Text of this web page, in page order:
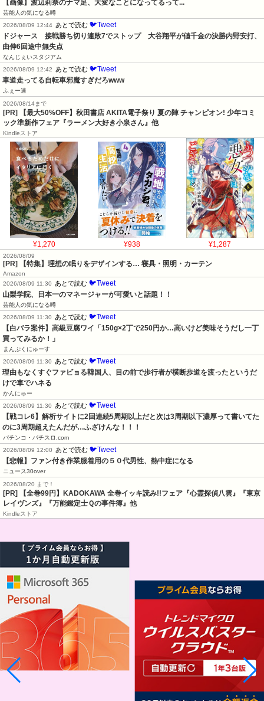
【画像】渡辺莉奈のナマ足、大変なことになってるって...
芸能人の気になる噂
2026/08/09 12:44 あとで読む 🐦Tweet
ドジャース　接戦勝ち切り連敗7でストップ　大谷翔平が値千金の決勝内野安打、
由伸6回途中無失点
なんじぇいスタジアム
2026/08/09 12:42
あとで読む 🐦Tweet
車道走ってる自転車邪魔すぎだろwww
ふぇー速
2026/08/14まで
[PR] 【最大50%OFF】秋田書店 AKITA電子祭り 夏の陣 チャンピオン! 少年コミ
ック準新作フェア『ラーメン大好き小泉さん』他
Kindleストア
¥1,270 ¥938 ¥1,287
2026/08/09
[PR] 【特集】理想の眠りをデザインする… 寝具・照明・カーテン
Amazon
2026/08/09 11:30
あとで読む 🐦Tweet
山梨学院、日本一のマネージャーが可愛いと話題！！
芸能人の気になる噂
2026/08/09 11:30
あとで読む 🐦Tweet
【白バラ案件】高級豆腐ワイ「150g×2丁で250円か…高いけど美味そうだし一丁
買ってみるか！」
まんぷくにゅーす
2026/08/09 11:30
あとで読む 🐦Tweet
理由もなくすぐファビョる韓国人、目の前で歩行者が横断歩道を渡ったというだ
けで車でハネる
かんにゅー
2026/08/09 11:30
あとで読む 🐦Tweet
【戦コレ6】解析サイトに2回連続5周期以上だと次は3周期以下濃厚って書いてた
のに3周期超えたんだが…ふざけんな！！！
パチンコ・パチスロ.com
2026/08/09 12:00
あとで読む 🐦Tweet
【悲報】ファン付き作業服着用の５０代男性、熱中症になる
ニュース30over
2026/08/20 まで！
[PR]
【全巻99円】KADOKAWA 全巻イッキ読み!!フェア『心霊探偵八雲』『東京
レイヴンズ』『万能鑑定士Ｑの事件簿』他
Kindleストア